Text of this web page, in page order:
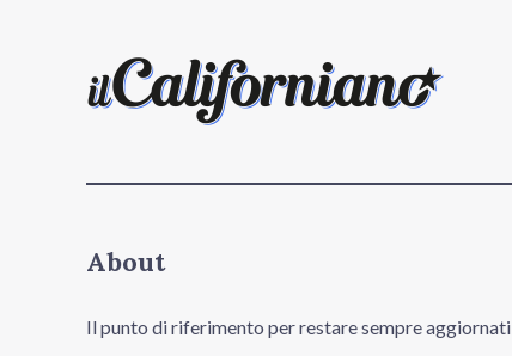
About
Il punto di riferimento per restare sempre aggiornati